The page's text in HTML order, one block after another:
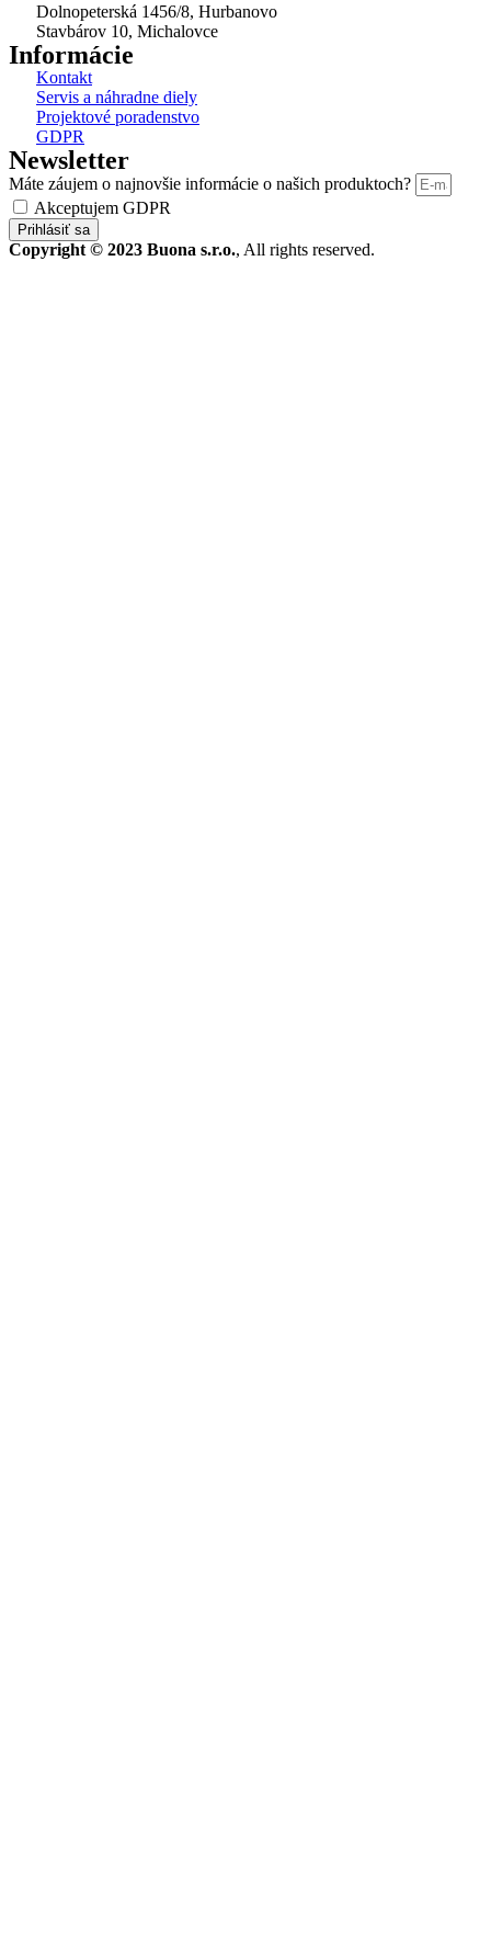
Dolnopeterská 1456/8, Hurbanovo
Stavbárov 10, Michalovce
Informácie
Kontakt
Servis a náhradne diely
Projektové poradenstvo
GDPR
Newsletter
Máte záujem o najnovšie informácie o našich produktoch?
Akceptujem GDPR
Prihlásiť sa
Copyright © 2023 Buona s.r.o., All rights reserved.